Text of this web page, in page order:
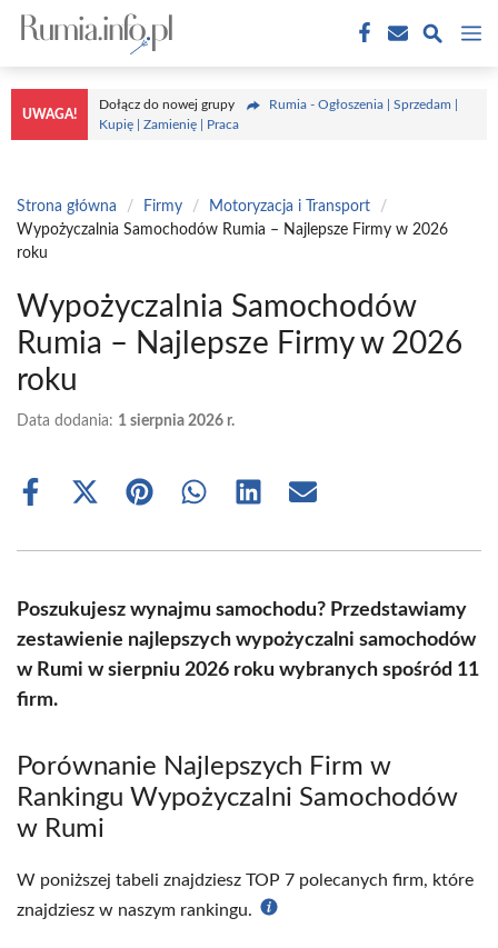
Przejdź
treści
UWAGA!
Dołącz do nowej grupy
Rumia - Ogłoszenia | Sprzedam |
Kupię | Zamienię | Praca
Strona główna / Firmy / Motoryzacja i Transport
/
Wypożyczalnia Samochodów Rumia – Najlepsze Firmy w 2026
roku
Wypożyczalnia Samochodów
Rumia – Najlepsze Firmy w 2026
roku
Data dodania: 1 sierpnia 2026 r.
Share
Share
(Twitter)
Share Share Share Share
Poszukujesz wynajmu samochodu? Przedstawiamy
zestawienie najlepszych wypożyczalni samochodów
w Rumi w sierpniu 2026 roku wybranych spośród 11
firm.
Porównanie Najlepszych Firm w
Rankingu Wypożyczalni Samochodów
w Rumi
W poniższej tabeli znajdziesz TOP 7 polecanych firm, które
znajdziesz w naszym rankingu.